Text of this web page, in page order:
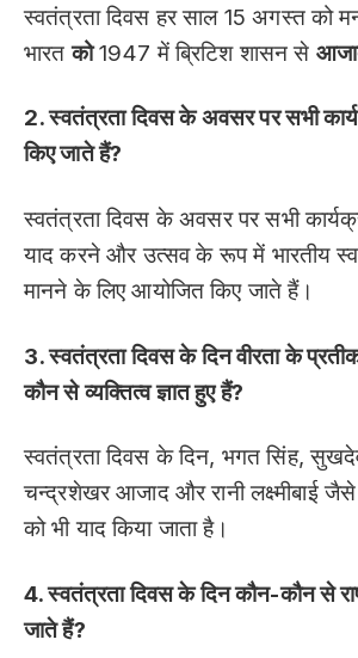
स्वतंत्रता दिवस हर साल 15 अगस्त को
भारतको1947 में ब्रिटिश शासन से
2. स्वतंत्रता दिवस के अवसर पर सभी
किए जाते हैं?
स्वतंत्रता दिवस के अवसर पर सभी
याद करने और उत्सव के रूप में भारतीय
मानने के लिए आयोजित किए जाते हैं।
3. स्वतंत्रता दिवस के दिन वीरता के
कौन से व्यक्तित्व ज्ञात हुए हैं?
स्वतंत्रता दिवस के दिन, भगत सिंह,
चन्द्रशेखर आजाद और रानी लक्ष्मीबाई जैसे
को भी याद किया जाता है।
4. स्वतंत्रता दिवस के दिन कौन-कौन से
जाते हैं?